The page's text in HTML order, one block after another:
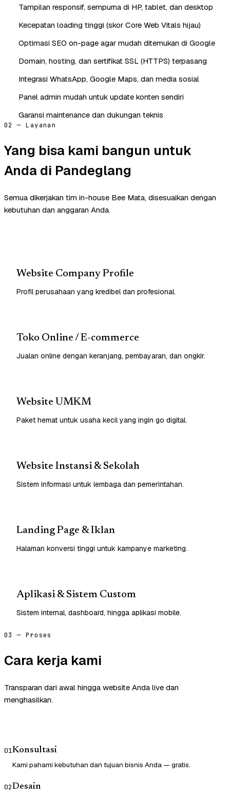
Tampilan responsif, sempurna di HP, tablet, dan desktop
Kecepatan loading tinggi (skor Core Web Vitals hijau)
Optimasi SEO on-page agar mudah ditemukan di Google
Domain, hosting, dan sertifikat SSL (HTTPS) terpasang
Integrasi WhatsApp, Google Maps, dan media sosial
Panel admin mudah untuk update konten sendiri
Garansi maintenance dan dukungan teknis
02 — Layanan
Yang bisa kami bangun untuk
Anda di Pandeglang
Semua dikerjakan tim in-house Bee Mata, disesuaikan dengan
kebutuhan dan anggaran Anda.
Website Company Profile
Profil perusahaan yang kredibel dan profesional.
Toko Online / E-commerce
Jualan online dengan keranjang, pembayaran, dan ongkir.
Website UMKM
Paket hemat untuk usaha kecil yang ingin go digital.
Website Instansi & Sekolah
Sistem informasi untuk lembaga dan pemerintahan.
Landing Page & Iklan
Halaman konversi tinggi untuk kampanye marketing.
Aplikasi & Sistem Custom
Sistem internal, dashboard, hingga aplikasi mobile.
03 — Proses
Cara kerja kami
Transparan dari awal hingga website Anda live dan
menghasilkan.
01Konsultasi
Kami pahami kebutuhan dan tujuan bisnis Anda — gratis.
02Desain